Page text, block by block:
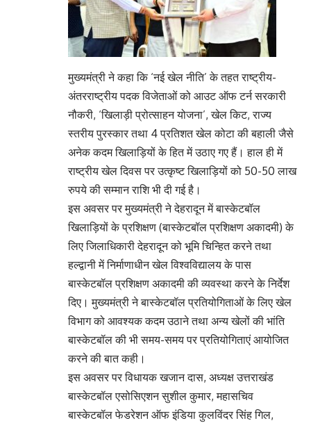
मुख्यमंत्री ने कहा कि ‘नई खेल नीति’ के तहत राष्ट्रीय-
अंतरराष्ट्रीय पदक विजेताओं को आउट ऑफ टर्न सरकारी
नौकरी, ‘खिलाड़ी प्रोत्साहन योजना’, खेल किट, राज्य
स्तरीय पुरस्कार तथा 4 प्रतिशत खेल कोटा की बहाली जैसे
अनेक कदम खिलाड़ियों के हित में उठाए गए हैं। हाल ही में
राष्ट्रीय खेल दिवस पर उत्कृष्ट खिलाड़ियों को 50-50 लाख
रुपये की सम्मान राशि भी दी गई है।
इस अवसर पर मुख्यमंत्री ने देहरादून में बास्केटबॉल
खिलाड़ियों के प्रशिक्षण (बास्केटबॉल प्रशिक्षण अकादमी) के
लिए जिलाधिकारी देहरादून को भूमि चिन्हित करने तथा
हल्द्वानी में निर्माणाधीन खेल विश्वविद्यालय के पास
बास्केटबॉल प्रशिक्षण अकादमी की व्यवस्था करने के निर्देश
दिए। मुख्यमंत्री ने बास्केटबॉल प्रतियोगिताओं के लिए खेल
विभाग को आवश्यक कदम उठाने तथा अन्य खेलों की भांति
बास्केटबॉल की भी समय-समय पर प्रतियोगिताएं आयोजित
करने की बात कही।
इस अवसर पर विधायक खजान दास, अध्यक्ष उत्तराखंड
बास्केटबॉल एसोसिएशन सुशील कुमार, महासचिव
बास्केटबॉल फेडरेशन ऑफ इंडिया कुलविंदर सिंह गिल,